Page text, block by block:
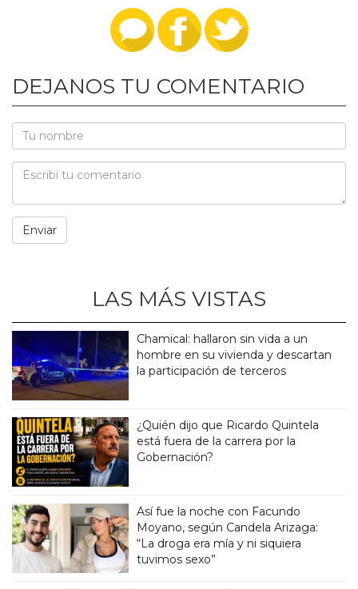
DEJANOS TU COMENTARIO
LAS MÁS VISTAS
Chamical: hallaron sin vida a un
hombre en su vivienda y descartan
la participación de terceros
¿Quién dijo que Ricardo Quintela
está fuera de la carrera por la
Gobernación?
Así fue la noche con Facundo
Moyano, según Candela Arizaga:
“La droga era mía y ni siquiera
tuvimos sexo”